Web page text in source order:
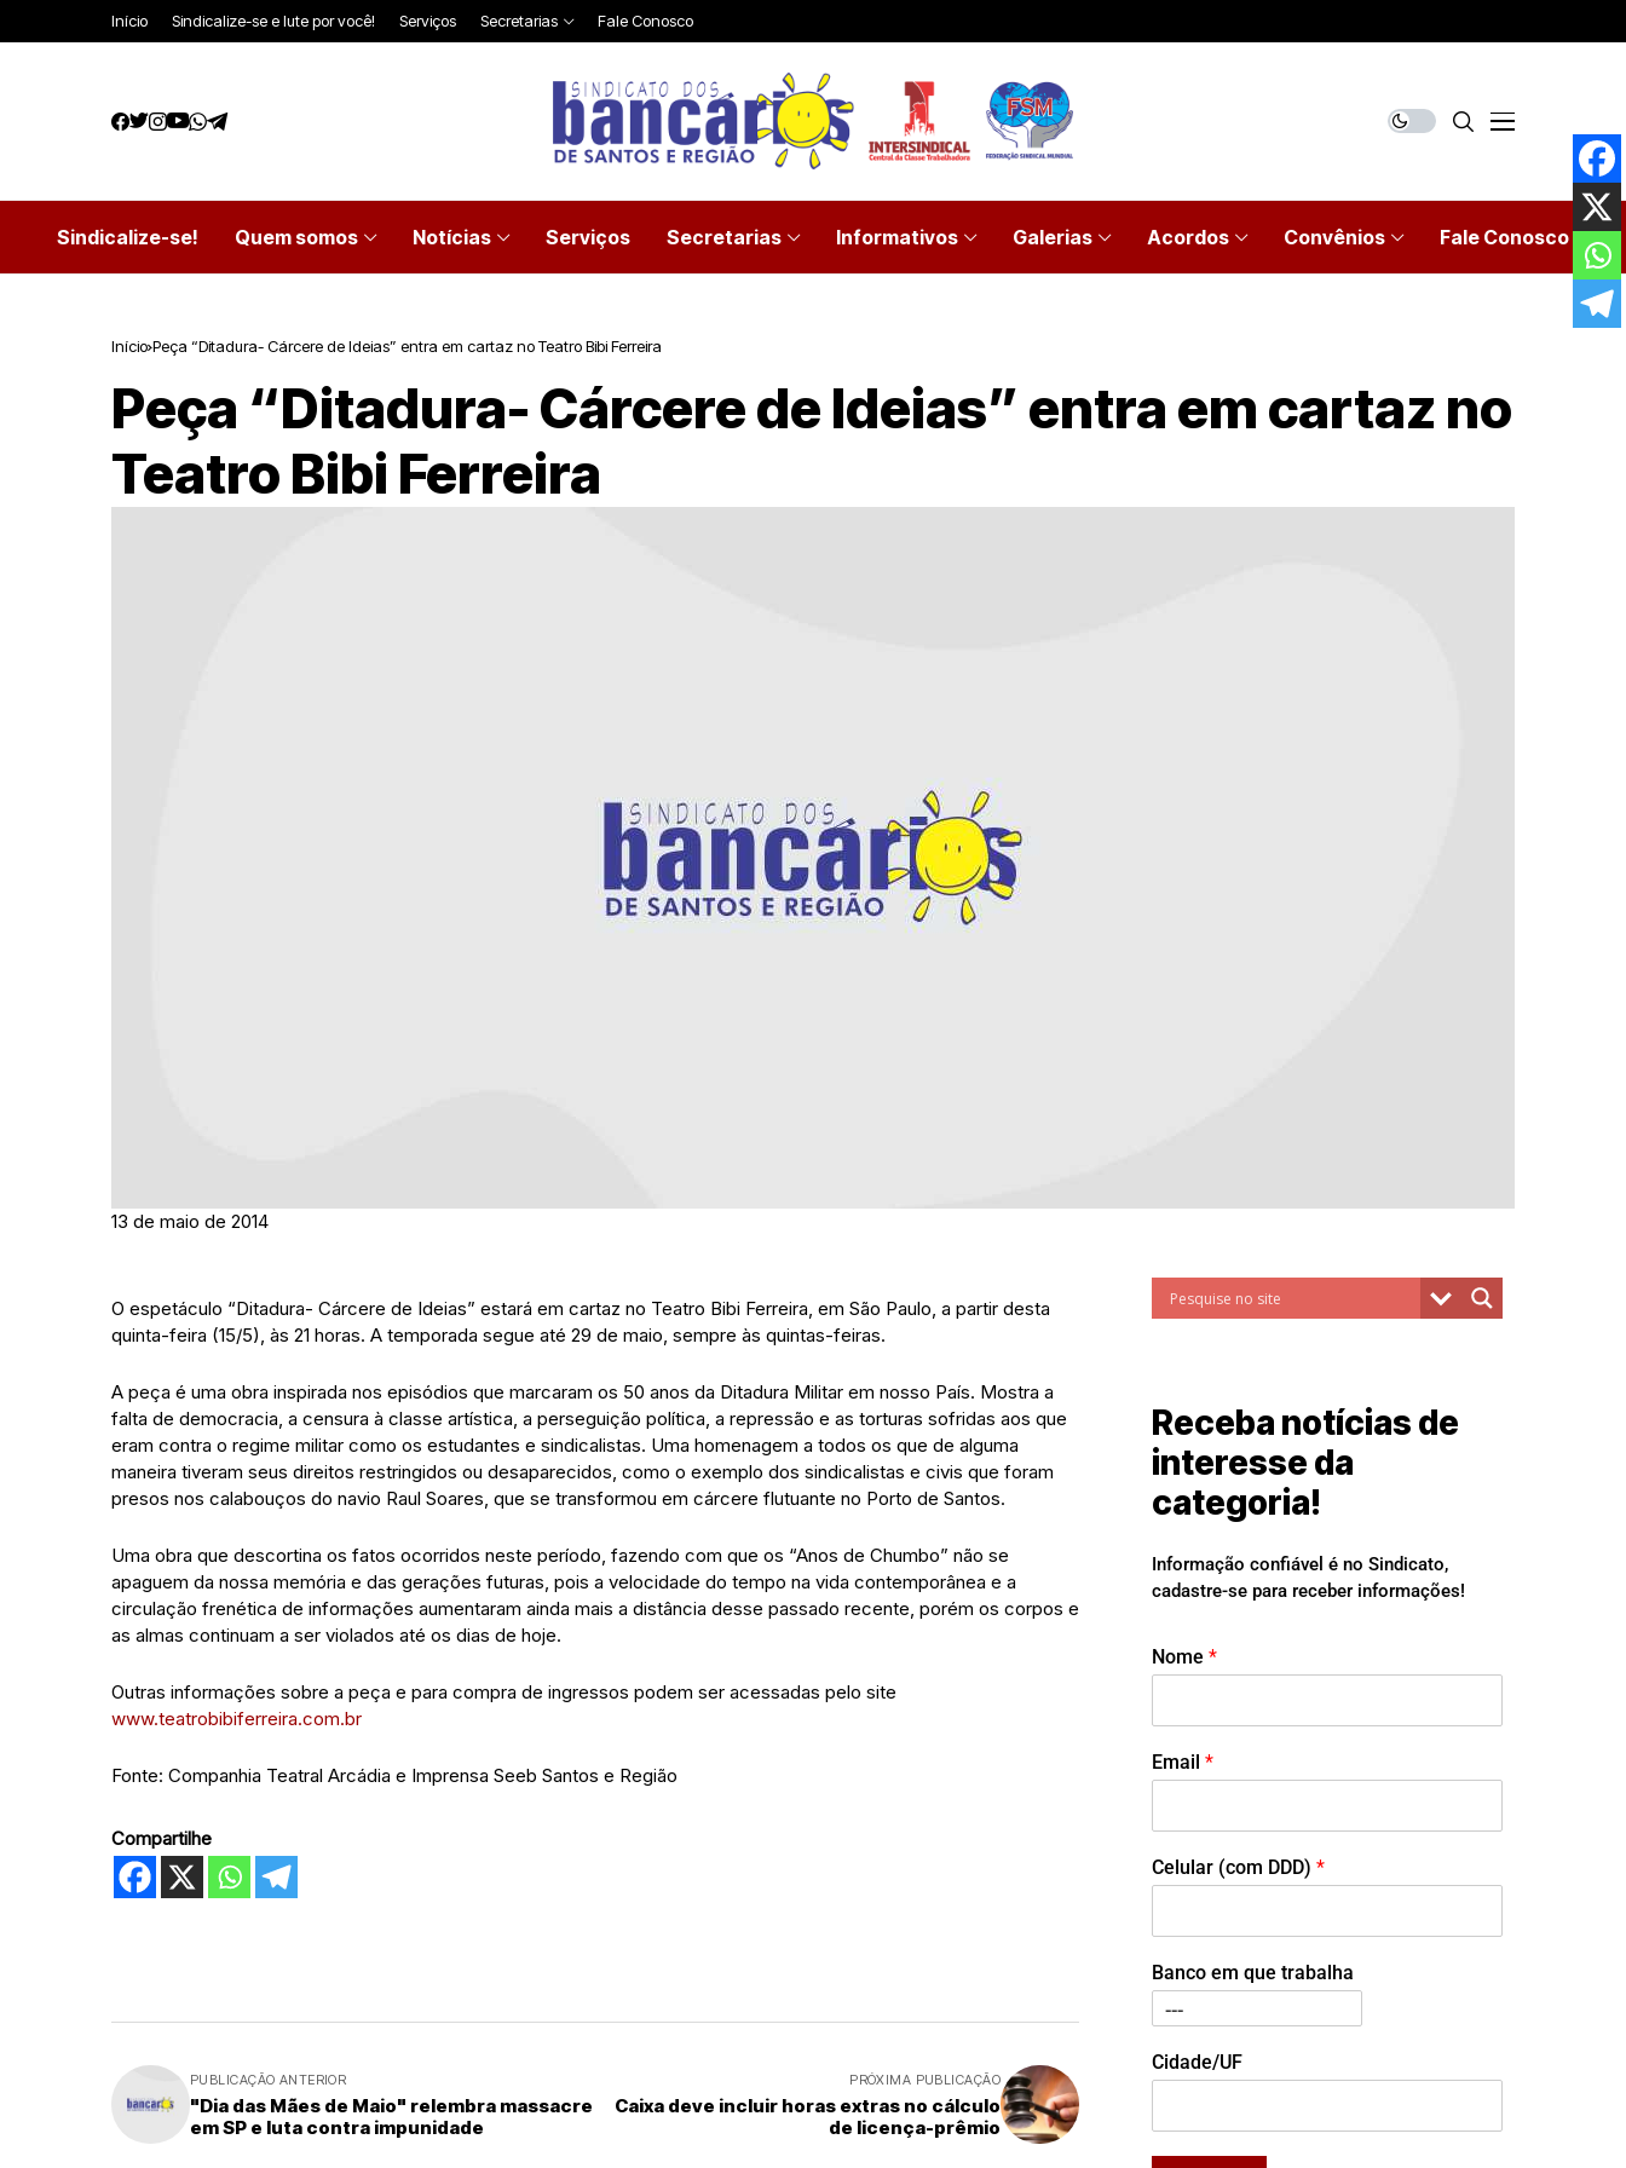
Início Sindicalize-se e lute por você! Serviços Secretarias Fale Conosco
Sindicalize-se! Quem somos Notícias Serviços Secretarias Informativos Galerias Acordos Convênios Fale Conosco
Início Peça “Ditadura- Cárcere de Ideias” entra em cartaz no Teatro Bibi Ferreira
Peça “Ditadura- Cárcere de Ideias” entra em cartaz no
Teatro Bibi Ferreira
13 de maio de 2014
O espetáculo “Ditadura- Cárcere de Ideias” estará em cartaz no Teatro Bibi Ferreira, em São Paulo, a partir desta
quinta-feira (15/5), às 21 horas. A temporada segue até 29 de maio, sempre às quintas-feiras.
A peça é uma obra inspirada nos episódios que marcaram os 50 anos da Ditadura Militar em nosso País. Mostra a
falta de democracia, a censura à classe artística, a perseguição política, a repressão e as torturas sofridas aos que
eram contra o regime militar como os estudantes e sindicalistas. Uma homenagem a todos os que de alguma
maneira tiveram seus direitos restringidos ou desaparecidos, como o exemplo dos sindicalistas e civis que foram
presos nos calabouços do navio Raul Soares, que se transformou em cárcere flutuante no Porto de Santos.
Uma obra que descortina os fatos ocorridos neste período, fazendo com que os “Anos de Chumbo” não se
apaguem da nossa memória e das gerações futuras, pois a velocidade do tempo na vida contemporânea e a
circulação frenética de informações aumentaram ainda mais a distância desse passado recente, porém os corpos e
as almas continuam a ser violados até os dias de hoje.
Outras informações sobre a peça e para compra de ingressos podem ser acessadas pelo site
www.teatrobibiferreira.com.br
Fonte: Companhia Teatral Arcádia e Imprensa Seeb Santos e Região
Compartilhe
PUBLICAÇÃO ANTERIOR
"Dia das Mães de Maio" relembra massacre
em SP e luta contra impunidade
PRÓXIMA PUBLICAÇÃO
Caixa deve incluir horas extras no cálculo
de licença-prêmio
Receba notícias de
interesse da
categoria!
Informação confiável é no Sindicato,
cadastre-se para receber informações!
Nome *
Email *
Celular (com DDD) *
Banco em que trabalha
Cidade/UF